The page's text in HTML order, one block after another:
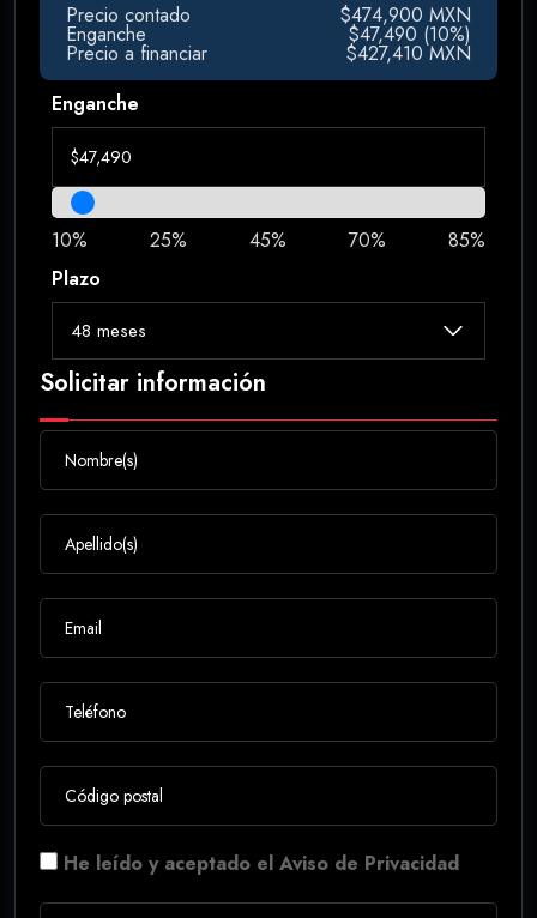
Precio contado $474,900 MXN
Enganche $47,490 (10%)
Precio a financiar
$427,410 MXN
Enganche
10% 25% 45% 70%
85%
Plazo
Solicitar información
He leído y aceptado el Aviso de Privacidad